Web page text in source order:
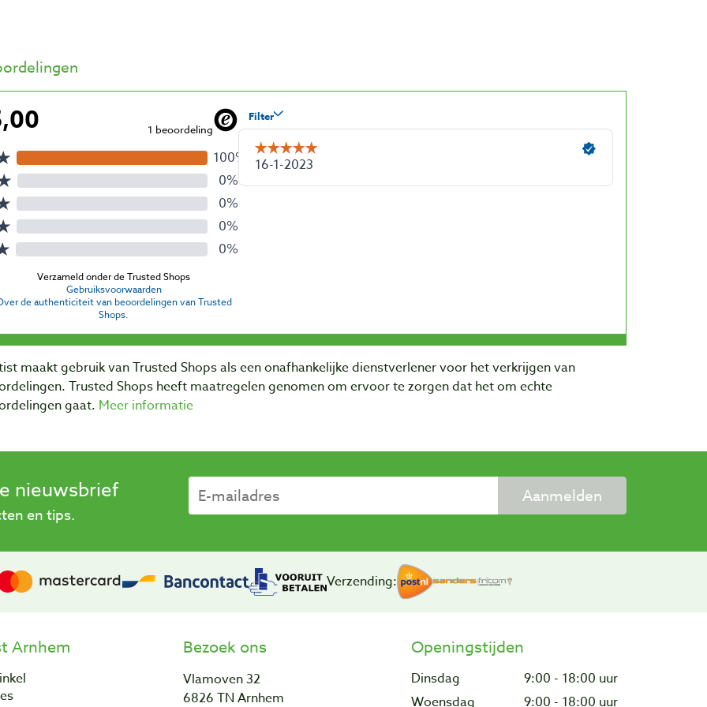
maakt gebruik van Trusted Shops als een onafhankelijke dienstverlener voor het verkrijgen van
Trusted Shops heeft maatregelen genomen om ervoor te zorgen dat het om echte
gaat. Meer informatie
nieuwsbrief
en tips.
Aanmelden
Verzending:
Arnhem Bezoek ons
Vlamoven 32
6826 TN Arnhem
Openingstijden
Dinsdag
9:00 - 18:00 uur
Woensdag
9:00 - 18:00 uur